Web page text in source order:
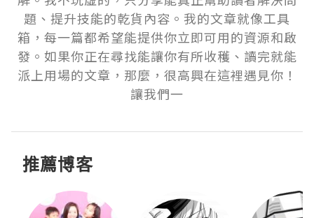
題、提升技能的乾貨內容。我的文章就像工具
箱，每一篇都希望能提供你立即可用的資源和啟
發。如果你正在尋找能讓你有所收穫、讀完就能
派上用場的文章，那麼，很高興在這裡遇見你！
讓我們一
推薦博客